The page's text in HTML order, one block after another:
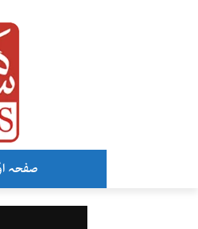
صفحہ